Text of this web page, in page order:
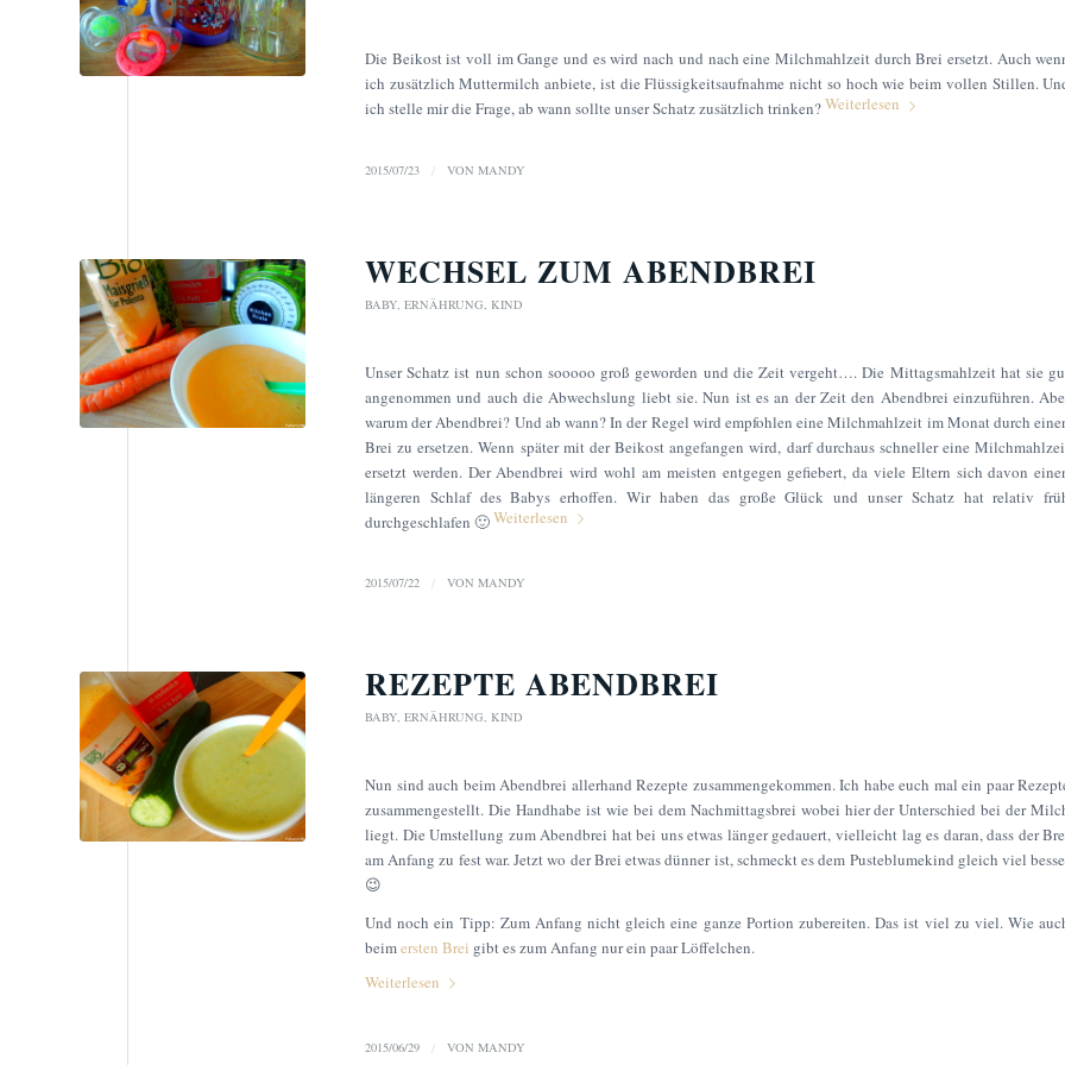
Die Beikost ist voll im Gange und es wird nach und nach eine Milchmahlzeit durch Brei ersetzt. Auch
ich zusätzlich Muttermilch anbiete, ist die Flüssigkeitsaufnahme nicht so hoch wie beim vollen Stillen.
ich stelle mir die Frage, ab wann sollte unser Schatz zusätzlich trinken?Weiterlesen
2015/07/23 / VON MANDY
WECHSEL ZUM ABENDBREI
BABY ERNÄHRUNG KIND
Unser Schatz ist nun schon sooooo groß geworden und die Zeit vergeht…. Die Mittagsmahlzeit hat sie
angenommen und auch die Abwechslung liebt sie. Nun ist es an der Zeit den Abendbrei einzuführen.
warum der Abendbrei? Und ab wann? In der Regel wird empfohlen eine Milchmahlzeit im Monat durch
Brei zu ersetzen. Wenn später mit der Beikost angefangen wird, darf durchaus schneller eine
ersetzt werden. Der Abendbrei wird wohl am meisten entgegen gefiebert, da viele Eltern sich davon
längeren Schlaf des Babys erhoffen. Wir haben das große Glück und unser Schatz hat relativ
durchgeschlafen 🙂Weiterlesen
2015/07/22 / VON MANDY
REZEPTE ABENDBREI
BABY, ERNÄHRUNG, KIND
Nun sind auch beim Abendbrei allerhand Rezepte zusammengekommen. Ich habe euch mal ein paar
zusammengestellt. Die Handhabe ist wie bei dem Nachmittagsbrei wobei hier der Unterschied bei der
liegt. Die Umstellung zum Abendbrei hat bei uns etwas länger gedauert, vielleicht lag es daran, dass der
am Anfang zu fest war. Jetzt wo der Brei etwas dünner ist, schmeckt es dem Pusteblumekind gleich viel
😉
Und noch ein Tipp: Zum Anfang nicht gleich eine ganze Portion zubereiten. Das ist viel zu viel. Wie
beimersten Brei gibt es zum Anfang nur ein paar Löffelchen.
Weiterlesen
2015/06/29 / VON MANDY